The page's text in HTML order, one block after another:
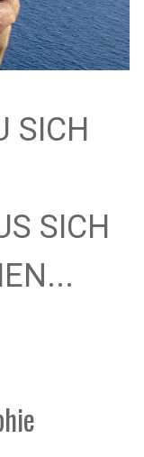
SICH
SICH